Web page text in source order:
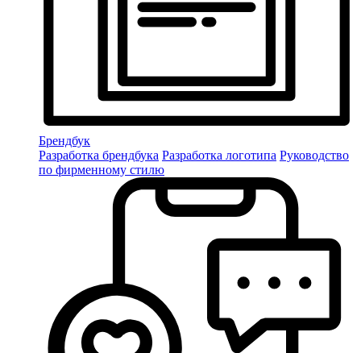
Брендбук
Разработка брендбука Разработка логотипа Руководство
по фирменному стилю